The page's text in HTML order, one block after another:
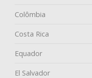
Colômbia
Costa Rica
Equador
El Salvador